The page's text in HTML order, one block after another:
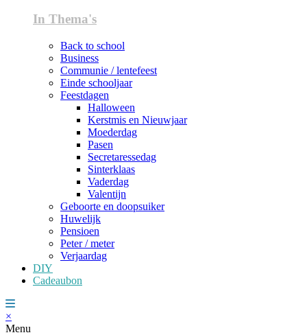
In Thema's
Back to school
Business
Communie / lentefeest
Einde schooljaar
Feestdagen
Halloween
Kerstmis en Nieuwjaar
Moederdag
Pasen
Secretaressedag
Sinterklaas
Vaderdag
Valentijn
Geboorte en doopsuiker
Huwelijk
Pensioen
Peter / meter
Verjaardag
DIY
Cadeaubon
×
Menu